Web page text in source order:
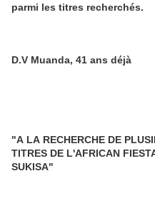
parmi les titres recherchés.
D.V Muanda, 41 ans déjà
"A LA RECHERCHE DE
TITRES DE L'AFRICAN
SUKISA"